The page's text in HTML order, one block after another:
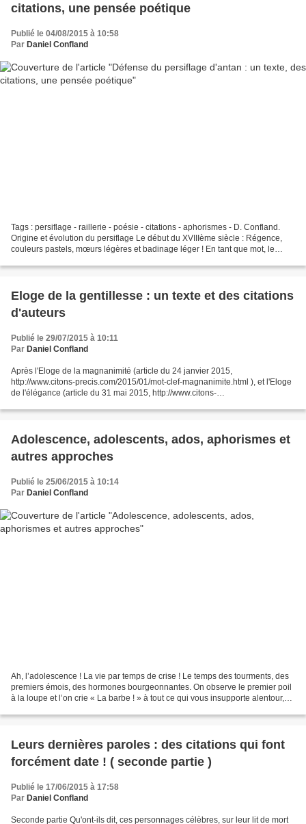
citations, une pensée poétique
Publié le 04/08/2015 à 10:58
Par Daniel Confland
Tags : persiflage - raillerie - poésie - citations - aphorismes - D. Confland.
Origine et évolution du persiflage Le début du XVIIIème siècle : Régence,
couleurs pastels, mœurs légères et badinage léger ! En tant que mot, le
Eloge de la gentillesse : un texte et des citations
d'auteurs
Publié le 29/07/2015 à 10:11
Par Daniel Confland
Après l'Eloge de la magnanimité (article du 24 janvier 2015,
http://www.citons-precis.com/2015/01/mot-clef-magnanimite.html ), et l'Eloge
de l'élégance (article du 31 mai 2015, http://www.citons-
Adolescence, adolescents, ados, aphorismes et
autres approches
Publié le 25/06/2015 à 10:14
Par Daniel Confland
Ah, l’adolescence ! La vie par temps de crise ! Le temps des tourments, des
premiers émois, des hormones bourgeonnantes. On observe le premier poil
à la loupe et l’on crie « La barbe ! » à tout ce qui vous insupporte alentour,
Leurs dernières paroles : des citations qui font
forcément date ! ( seconde partie )
Publié le 17/06/2015 à 17:58
Par Daniel Confland
Seconde partie Qu'ont-ils dit, ces personnages célèbres, sur leur lit de mort